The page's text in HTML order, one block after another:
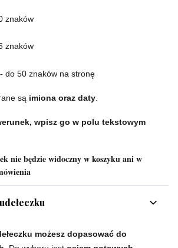
znaków
znaków
do 50 znaków na stronę
są imiona oraz daty
wpisz go w polu tekstowym
nie będzie widoczny w koszyku ani w
możesz dopasować do